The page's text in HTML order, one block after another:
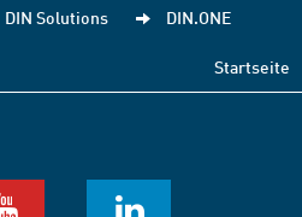
DIN Solutions DIN.ONE
Startseite